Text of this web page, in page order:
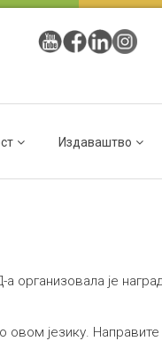
Издаваштво
организовала је
језику.